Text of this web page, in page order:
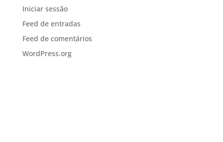
Iniciar sessão
Feed de entradas
Feed de comentários
WordPress.org